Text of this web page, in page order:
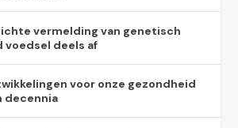
vermelding van genetisch
voedsel deels af
voor onze gezondheid
decennia